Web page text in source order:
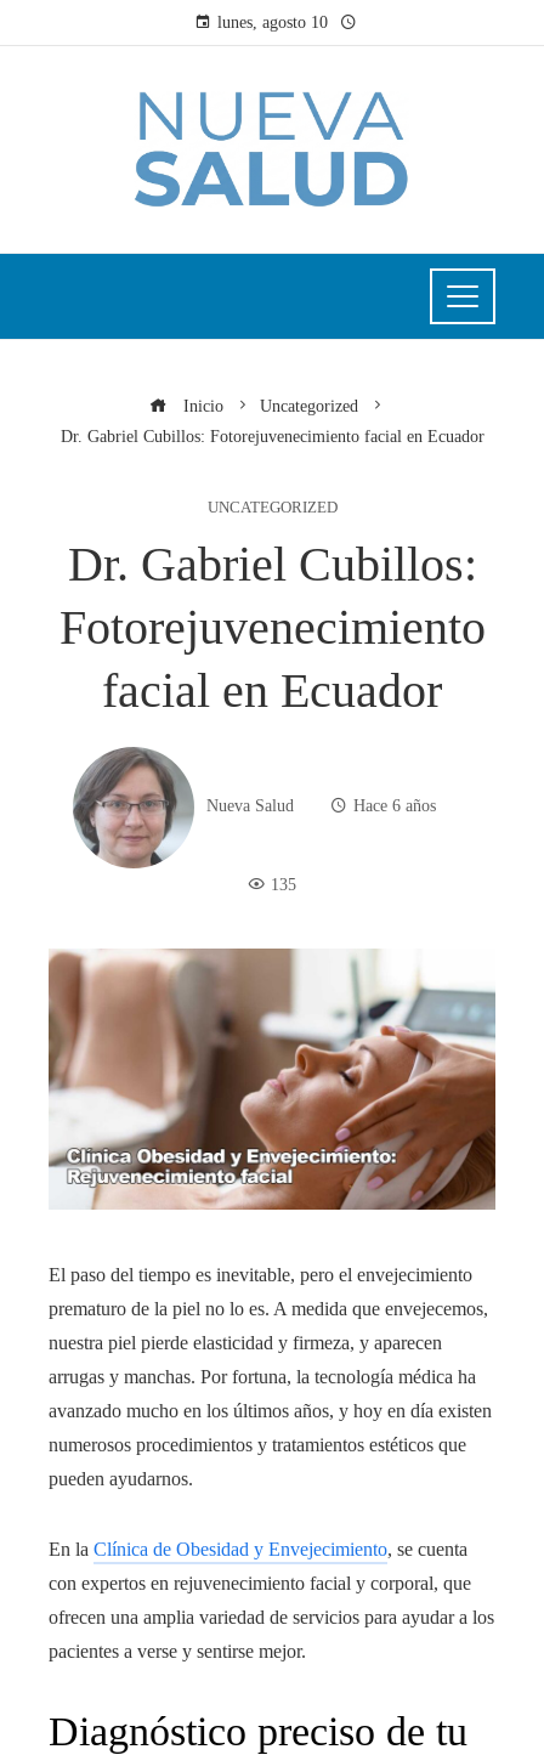
lunes, agosto 10
Inicio
Uncategorized
Dr. Gabriel Cubillos: Fotorejuvenecimiento facial en Ecuador
UNCATEGORIZED
Dr. Gabriel Cubillos:
Fotorejuvenecimiento
facial en Ecuador
Nueva Salud Hace 6 años
135
El paso del tiempo es inevitable, pero el envejecimiento
prematuro de la piel no lo es. A medida que envejecemos,
nuestra piel pierde elasticidad y firmeza, y aparecen
arrugas y manchas. Por fortuna, la tecnología médica ha
avanzado mucho en los últimos años, y hoy en día existen
numerosos procedimientos y tratamientos estéticos que
pueden ayudarnos.
En la Clínica de Obesidad y Envejecimiento, se cuenta
con expertos en rejuvenecimiento facial y corporal, que
ofrecen una amplia variedad de servicios para ayudar a los
pacientes a verse y sentirse mejor.
Diagnóstico preciso de tu